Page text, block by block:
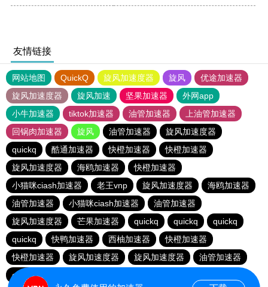
友情链接
网站地图 QuickQ 旋风加速度器 旋风
优途加速器
旋风加速度器
旋风加速 坚果加速器
外网app
小牛加速器
tiktok加速器 油管加速器
上油管加速器
回锅肉加速器
旋风 油管加速器
旋风加速度器
quickq
酷通加速器 快橙加速器
快橙加速器
旋风加速度器
海鸥加速器
快橙加速器
小猫咪ciash加速器
老王vnp 旋风加速度器
海鸥加速器
油管加速器
小猫咪ciash加速器
油管加速器
旋风加速度器
芒果加速器 quickq quickq
quickq
quickq
快鸭加速器 西柚加速器
快橙加速器
快橙加速器
旋风加速度器 旋风加速度器
油管加速器
quickq